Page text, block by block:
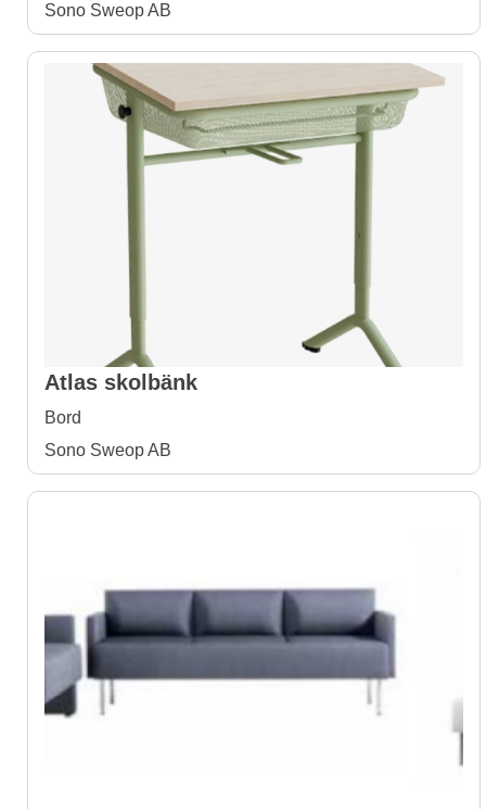
Sono Sweop AB
Atlas skolbänk
Bord
Sono Sweop AB